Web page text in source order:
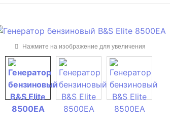
Нажмите на изображение для увеличения